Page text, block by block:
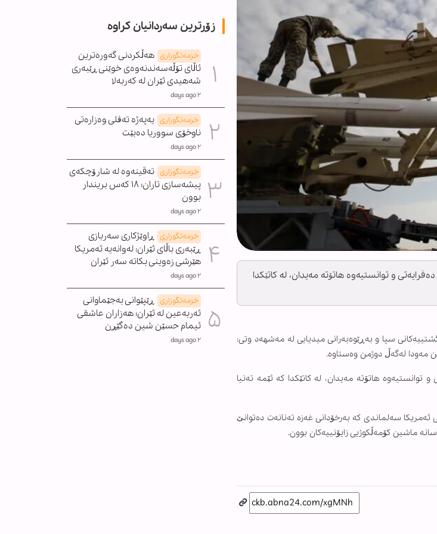
و توانستیەوە هاتۆتە مەیدان، لە کاتێکدا
سپا و بەڕێوەبەرانی میدیایی لە مەشهەد وتی:
مەودا لەگەڵ دوژمن وەستاوە.
هاتۆتە مەیدان، لە کاتێکدا کە ئێمە تەنیا
ئەمریکا سەلماندی کە بەرخۆدانی غەزە تەنانەت دەتوانێ
ماشین کۆمەڵکوژیی زایۆنییەکان بوون.
زۆرترین سەردانیان کراوە
خزمەتگوزاری هەڵکردنی گەورەترین
ئاڵای تۆڵەسەندنەوەی خوێنی ڕێبەری
شەهیدی ئێران لە کەربەلا
٢ days ago
خزمەتگوزاری یەپەژە تەڤلی وەزارەتی
ناوخۆی سووریا دەبێت
٢ days ago
خزمەتگوزاری تەقینەوە لە شارۆچکەی
پیشەسازی تاران؛ ١٨ کەس بریندار
بوون
٢ days ago
خزمەتگوزاری
ڕاوێژکاری سەربازی
ڕێبەری باڵای ئێران: لەوانەیە ئەمریکا
هێرشی زەوینی بکاتە سەر ئێران
٢ days ago
خزمەتگوزاری
ڕێپێوانی بەجێماوانی
ئەربەعین لە ئێران؛ هەزاران عاشقی
ئیمام حسێن شین دەگێڕن
٢ days ago